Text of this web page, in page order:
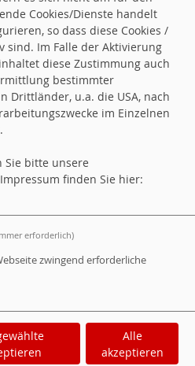
in
Cookie-Manager
Impressum
Cookies/Dienste handelt
so dass diese Cookies /
sind. Im Falle der Aktivierung
diese Zustimmung auch
bestimmter
Drittländer, u.a. die USA, nach
im Einzelnen
Sie bitte unsere
finden Sie hier:
erforderlich)
zwingend erforderliche
Alle
akzeptieren